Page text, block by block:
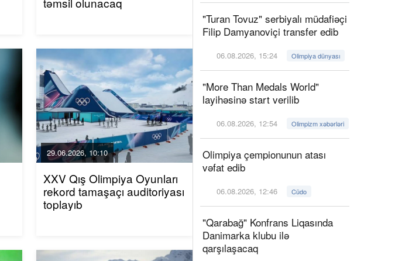
29.06.2026, 10:10
XXV Qış Olimpiya Oyunları
rekord tamaşaçı auditoriyası
toplayıb
"Turan Tovuz" serbiyalı müdafiəçi
Filip Damyanoviçi transfer edib
06.08.2026, 15:24 Olimpiya dünyası
"More Than Medals World"
layihəsinə start verilib
06.08.2026, 12:54 Olimpizm xəbərləri
Olimpiya çempionunun atası
vəfat edib
06.08.2026, 12:46 Cüdo
"Qarabağ" Konfrans Liqasında
Danimarka klubu ilə
qarşılaşacaq